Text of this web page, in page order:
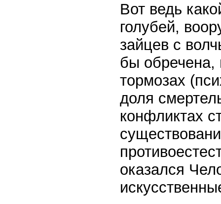
Вот ведь
голубей,
зайцев с
бы обречена,
тормозах
доля
конфликтах
оказался